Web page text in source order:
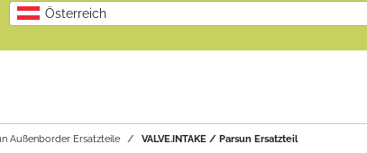
Österreich
Außenborder Ersatzteile VALVE.INTAKE / Parsun Ersatzteil